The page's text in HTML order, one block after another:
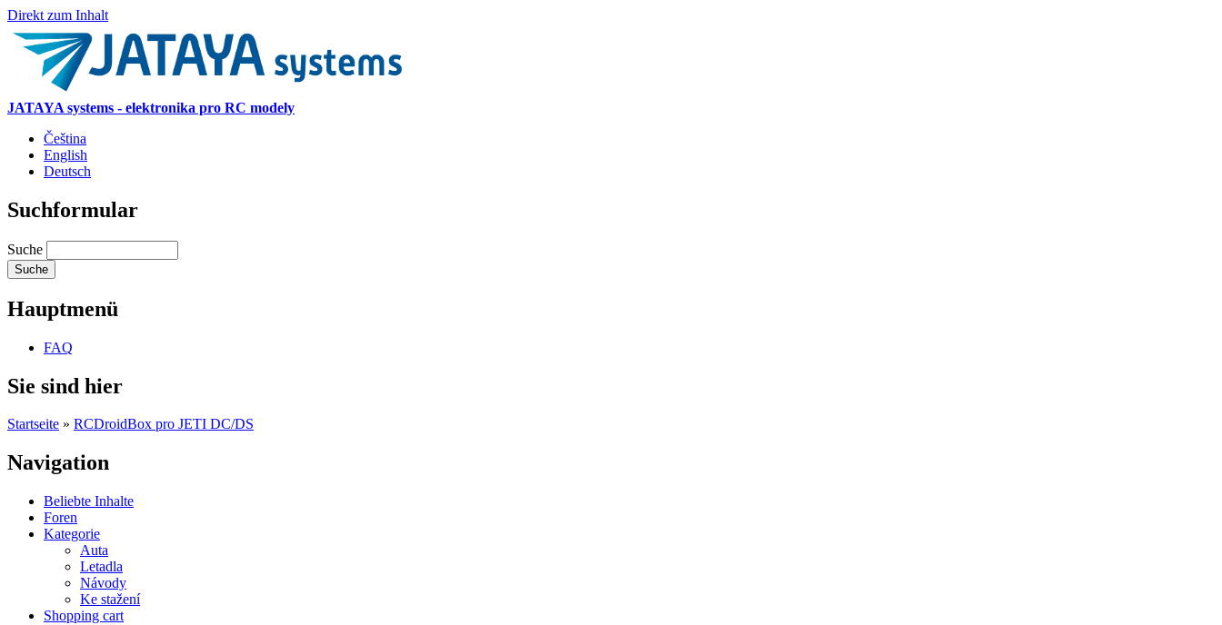
Direkt zum Inhalt
JATAYA systems - elektronika pro RC modely
Čeština
English
Deutsch
Suchformular
Suche
Hauptmenü
FAQ
Sie sind hier
Startseite » RCDroidBox pro JETI DC/DS
Navigation
Beliebte Inhalte
Foren
Kategorie
Auta
Letadla
Návody
Ke stažení
Shopping cart